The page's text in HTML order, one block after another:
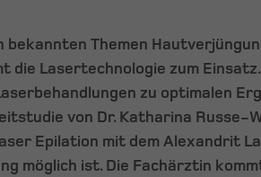
bekannten Themen
die Lasertechnologie zum
zu optimalen
von Dr. Katharina Russe-
Epilation mit dem Alexandrit
möglich ist. Die Fachärztin